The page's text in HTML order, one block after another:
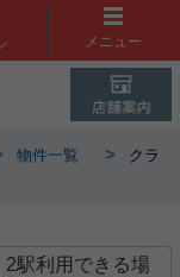
メニュー
物件一覧 >
クラ
駅利用できる場